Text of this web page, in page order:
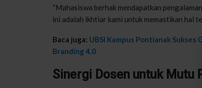
“Mahasiswa berhak mendapatkan
ini adalah ikhtiar kami untuk memastikan hal
Baca juga: UBSI Kampus Pontianak
Branding 4.0
Sinergi Dosen untuk Mutu